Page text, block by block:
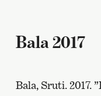
Bala 2017
Bala, Sruti. 2017.